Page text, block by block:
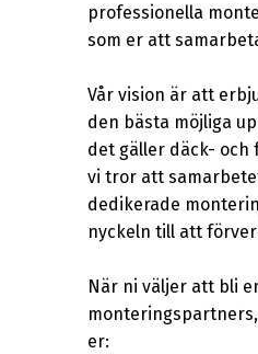
professionella
som er att
Vår vision är att
den bästa möjliga
det gäller däck- och
vi tror att
dedikerade
nyckeln till att
När ni väljer att bli
er: